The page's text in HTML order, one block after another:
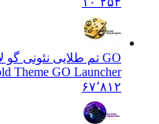
Gold Theme GO Launcher
۶۷٬۸۱۲